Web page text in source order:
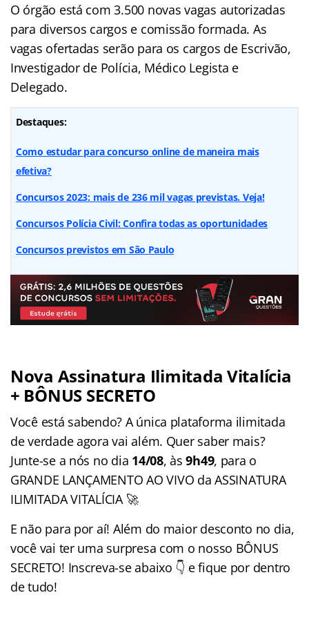
O órgão está com 3.500 novas vagas autorizadas
para diversos cargos e comissão formada. As
vagas ofertadas serão para os cargos de Escrivão,
Investigador de Polícia, Médico Legista e
Delegado.
Destaques:
Como estudar para concurso online de maneira mais
efetiva?
Concursos 2023: mais de 236 mil vagas previstas. Veja!
Concursos Polícia Civil: Confira todas as oportunidades
Concursos previstos em São Paulo
Nova Assinatura Ilimitada Vitalícia
+ BÔNUS SECRETO
Você está sabendo? A única plataforma ilimitada
de verdade agora vai além. Quer saber mais?
Junte-se a nós no dia 14/08, às9h49, para o
GRANDE LANÇAMENTO AO VIVO da ASSINATURA
ILIMITADA VITALÍCIA 🚀
E não para por aí! Além do maior desconto no dia,
você vai ter uma surpresa com o nosso BÔNUS
SECRETO! Inscreva-se abaixo 👇 e fique por dentro
de tudo!